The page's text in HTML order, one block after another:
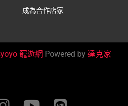
成為合作店家
寵遊網 Powered by 達克家